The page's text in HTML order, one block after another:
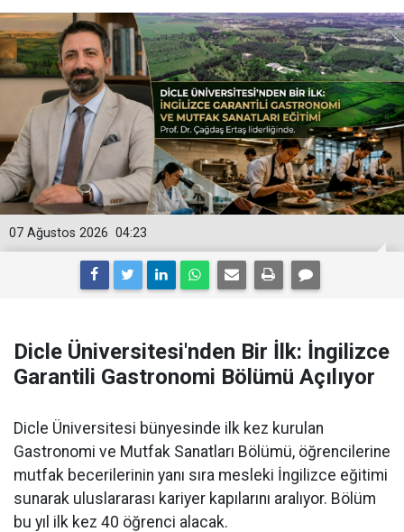
04:23
07 Ağustos 2026
Dicle Üniversitesi'nden Bir İlk: İngilizce
Garantili Gastronomi Bölümü Açılıyor
Dicle Üniversitesi bünyesinde ilk kez kurulan
Gastronomi ve Mutfak Sanatları Bölümü, öğrencilerine
mutfak becerilerinin yanı sıra mesleki İngilizce eğitimi
sunarak uluslararası kariyer kapılarını aralıyor. Bölüm
bu yıl ilk kez 40 öğrenci alacak.